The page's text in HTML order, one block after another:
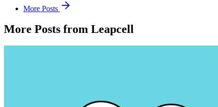
More Posts
More Posts from Leapcell